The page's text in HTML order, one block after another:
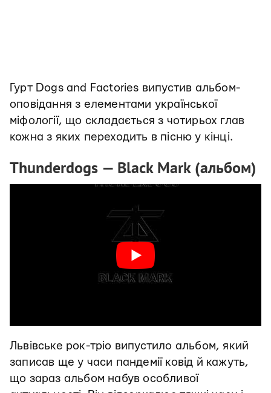
Гурт Dogs and Factories випустив альбом-
оповідання з елементами української
міфології, що складається з чотирьох глав
кожна з яких переходить в пісню у кінці.
Thunderdogs — Black Mark (альбом)
Львівське рок-тріо випустило альбом, який
записав ще у часи пандемії ковід й кажуть,
що зараз альбом набув особливої